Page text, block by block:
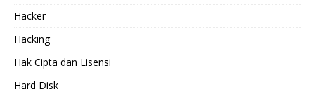
Hacker
Hacking
Hak Cipta dan Lisensi
Hard Disk